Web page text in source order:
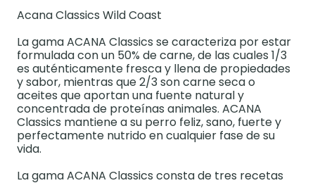
Acana Classics Wild Coast
La gama ACANA Classics se caracteriza por estar
formulada con un 50% de carne, de las cuales 1/3
es auténticamente fresca y llena de propiedades
y sabor, mientras que 2/3 son carne seca o
aceites que aportan una fuente natural y
concentrada de proteínas animales. ACANA
Classics mantiene a su perro feliz, sano, fuerte y
perfectamente nutrido en cualquier fase de su
vida.
La gama ACANA Classics consta de tres recetas